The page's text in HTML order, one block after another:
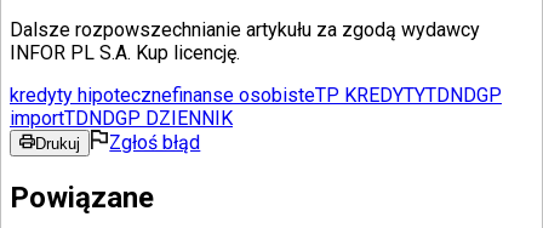
Dalsze rozpowszechnianie artykułu za zgodą wydawcy
INFOR PL S.A. Kup licencję.
kredyty hipotecznefinanse osobisteTP KREDYTYTDNDGP
importTDNDGP DZIENNIK
Drukuj Zgłoś błąd
Powiązane